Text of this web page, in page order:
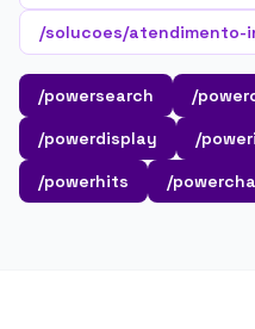
/solucoes/atendimento-
/powersearch /
/powerdisplay
/
/powerhits
/